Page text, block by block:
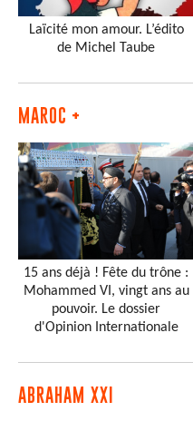
Laïcité mon amour. L’édito
de Michel Taube
MAROC +
15 ans déjà ! Fête du trône :
Mohammed VI, vingt ans au
pouvoir. Le dossier
d'Opinion Internationale
ABRAHAM XXI